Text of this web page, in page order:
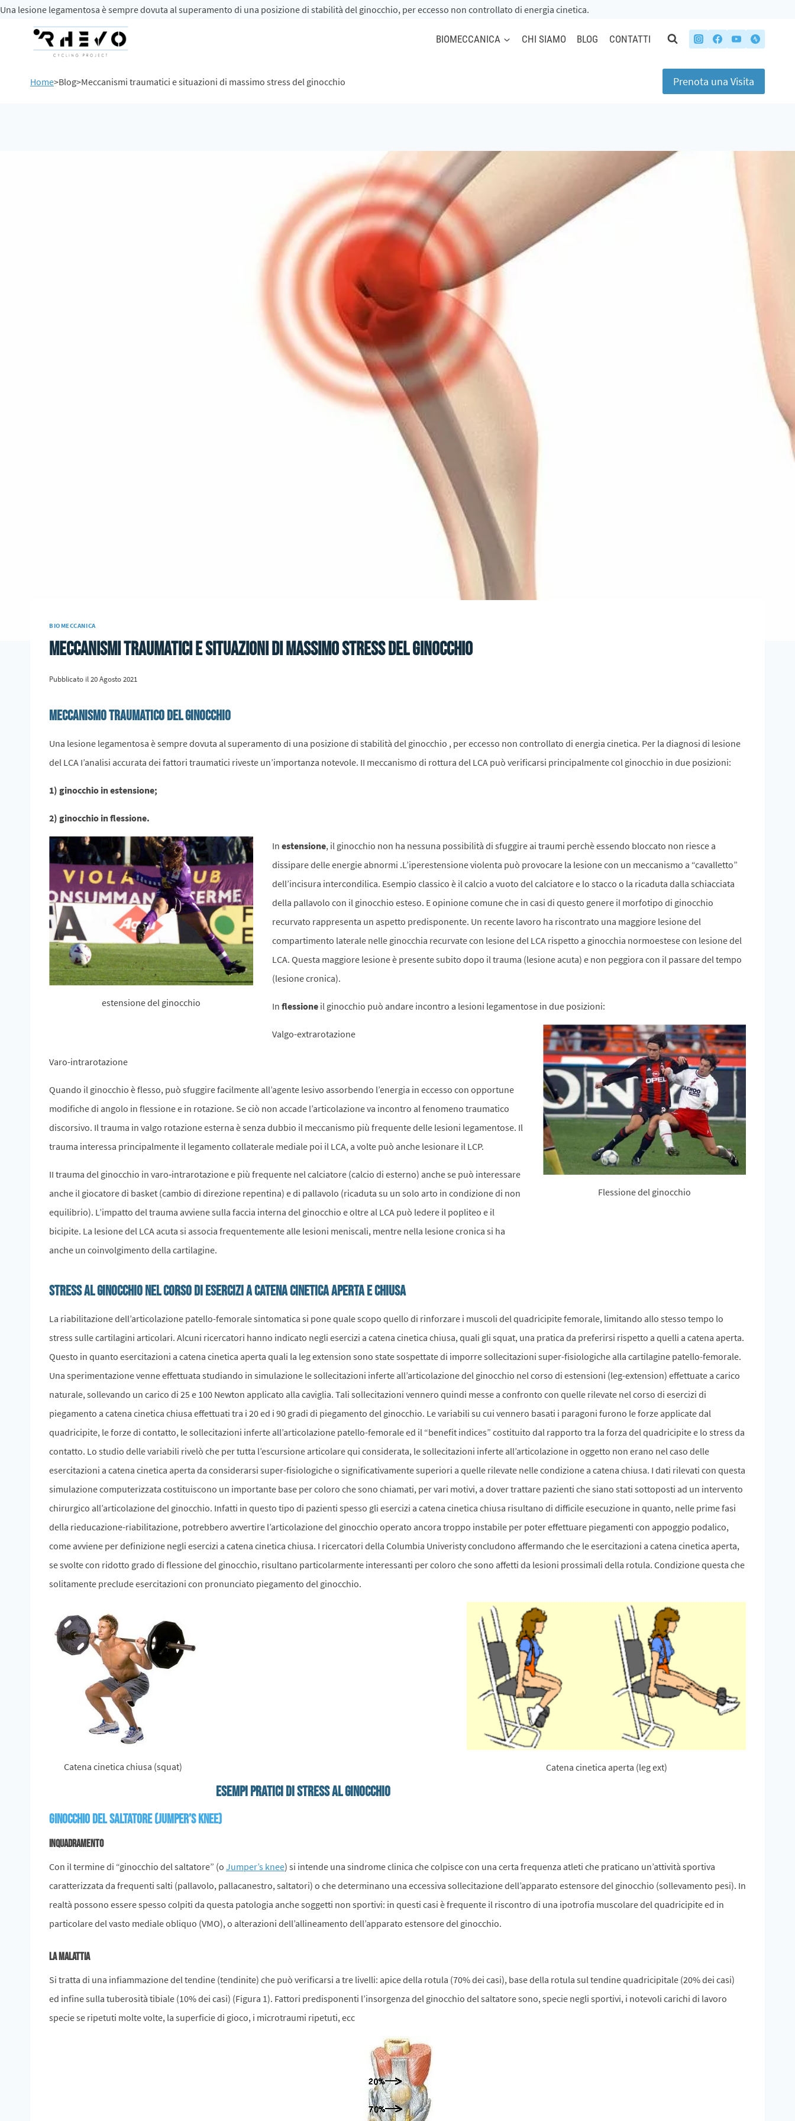
Una lesione legamentosa è sempre dovuta al superamento di una posizione di stabilità del ginocchio, per eccesso non controllato di energia cinetica.
BIOMECCANICA CHI SIAMO BLOG CONTATTI
Home>Blog>Meccanismi traumatici e situazioni di massimo stress del ginocchio Prenota una Visita
BIOMECCANICA
Meccanismi traumatici e situazioni di massimo stress del ginocchio
Pubblicato il20 Agosto 2021
Meccanismo traumatico del ginocchio
Una lesione legamentosa è sempre dovuta al superamento di una posizione di stabilità del ginocchio , per eccesso non controllato di energia cinetica. Per la diagnosi di lesione
del LCA I’analisi accurata dei fattori traumatici riveste un’importanza notevole. II meccanismo di rottura del LCA può verificarsi principalmente col ginocchio in due posizioni:
1) ginocchio in estensione;
2) ginocchio in flessione.
estensione del ginocchio
In estensione, il ginocchio non ha nessuna possibilità di sfuggire ai traumi perchè essendo bloccato non riesce a
dissipare delle energie abnormi .L’iperestensione violenta può provocare la lesione con un meccanismo a “cavalletto”
dell’incisura intercondilica. Esempio classico è il calcio a vuoto del calciatore e lo stacco o la ricaduta dalla schiacciata
della pallavolo con il ginocchio esteso. E opinione comune che in casi di questo genere il morfotipo di ginocchio
recurvato rappresenta un aspetto predisponente. Un recente lavoro ha riscontrato una maggiore lesione del
compartimento laterale nelle ginocchia recurvate con lesione del LCA rispetto a ginocchia normoestese con lesione del
LCA. Questa maggiore lesione è presente subito dopo il trauma (lesione acuta) e non peggiora con il passare del tempo
(lesione cronica).
In flessione il ginocchio può andare incontro a lesioni legamentose in due posizioni:
Flessione del ginocchio
Valgo-extrarotazione
Varo-intrarotazione
Quando il ginocchio è flesso, può sfuggire facilmente all’agente lesivo assorbendo l’energia in eccesso con opportune
modifiche di angolo in flessione e in rotazione. Se ciò non accade l’articolazione va incontro al fenomeno traumatico
discorsivo. Il trauma in valgo rotazione esterna è senza dubbio il meccanismo più frequente delle lesioni legamentose. Il
trauma interessa principalmente il legamento collaterale mediale poi il LCA, a volte può anche lesionare il LCP.
II trauma del ginocchio in varo‐intrarotazione e più frequente nel calciatore (calcio di esterno) anche se può interessare
anche il giocatore di basket (cambio di direzione repentina) e di pallavolo (ricaduta su un solo arto in condizione di non
equilibrio). L’impatto del trauma avviene sulla faccia interna del ginocchio e oltre al LCA può ledere il popliteo e il
bicipite. La lesione del LCA acuta si associa frequentemente alle lesioni meniscali, mentre nella lesione cronica si ha
anche un coinvolgimento della cartilagine.
Stress al ginocchio nel corso di esercizi a catena cinetica aperta e chiusa
La riabilitazione dell’articolazione patello-femorale sintomatica si pone quale scopo quello di rinforzare i muscoli del quadricipite femorale, limitando allo stesso tempo lo
stress sulle cartilagini articolari. Alcuni ricercatori hanno indicato negli esercizi a catena cinetica chiusa, quali gli squat, una pratica da preferirsi rispetto a quelli a catena aperta.
Questo in quanto esercitazioni a catena cinetica aperta quali la leg extension sono state sospettate di imporre sollecitazioni super-fisiologiche alla cartilagine patello-femorale.
Una sperimentazione venne effettuata studiando in simulazione le sollecitazioni inferte all’articolazione del ginocchio nel corso di estensioni (leg-extension) effettuate a carico
naturale, sollevando un carico di 25 e 100 Newton applicato alla caviglia. Tali sollecitazioni vennero quindi messe a confronto con quelle rilevate nel corso di esercizi di
piegamento a catena cinetica chiusa effettuati tra i 20 ed i 90 gradi di piegamento del ginocchio. Le variabili su cui vennero basati i paragoni furono le forze applicate dal
quadricipite, le forze di contatto, le sollecitazioni inferte all’articolazione patello-femorale ed il “benefit indices” costituito dal rapporto tra la forza del quadricipite e lo stress da
contatto. Lo studio delle variabili rivelò che per tutta l’escursione articolare qui considerata, le sollecitazioni inferte all’articolazione in oggetto non erano nel caso delle
esercitazioni a catena cinetica aperta da considerarsi super-fisiologiche o significativamente superiori a quelle rilevate nelle condizione a catena chiusa. I dati rilevati con questa
simulazione computerizzata costituiscono un importante base per coloro che sono chiamati, per vari motivi, a dover trattare pazienti che siano stati sottoposti ad un intervento
chirurgico all’articolazione del ginocchio. Infatti in questo tipo di pazienti spesso gli esercizi a catena cinetica chiusa risultano di difficile esecuzione in quanto, nelle prime fasi
della rieducazione-riabilitazione, potrebbero avvertire l’articolazione del ginocchio operato ancora troppo instabile per poter effettuare piegamenti con appoggio podalico,
come avviene per definizione negli esercizi a catena cinetica chiusa. I ricercatori della Columbia Univeristy concludono affermando che le esercitazioni a catena cinetica aperta,
se svolte con ridotto grado di flessione del ginocchio, risultano particolarmente interessanti per coloro che sono affetti da lesioni prossimali della rotula. Condizione questa che
solitamente preclude esercitazioni con pronunciato piegamento del ginocchio.
Catena cinetica chiusa (squat) Catena cinetica aperta (leg ext)
Esempi pratici di stress al ginocchio
Ginocchio del saltatore (JUMPER’S KNEE)
INQUADRAMENTO
Con il termine di “ginocchio del saltatore” (o Jumper’s knee) si intende una sindrome clinica che colpisce con una certa frequenza atleti che praticano un’attività sportiva
caratterizzata da frequenti salti (pallavolo, pallacanestro, saltatori) o che determinano una eccessiva sollecitazione dell’apparato estensore del ginocchio (sollevamento pesi). In
realtà possono essere spesso colpiti da questa patologia anche soggetti non sportivi: in questi casi è frequente il riscontro di una ipotrofia muscolare del quadricipite ed in
particolare del vasto mediale obliquo (VMO), o alterazioni dell’allineamento dell’apparato estensore del ginocchio.
LA MALATTIA
Si tratta di una infiammazione del tendine (tendinite) che può verificarsi a tre livelli: apice della rotula (70% dei casi), base della rotula sul tendine quadricipitale (20% dei casi)
ed infine sulla tuberosità tibiale (10% dei casi) (Figura 1). Fattori predisponenti l’insorgenza del ginocchio del saltatore sono, specie negli sportivi, i notevoli carichi di lavoro
specie se ripetuti molte volte, la superficie di gioco, i microtraumi ripetuti, ecc